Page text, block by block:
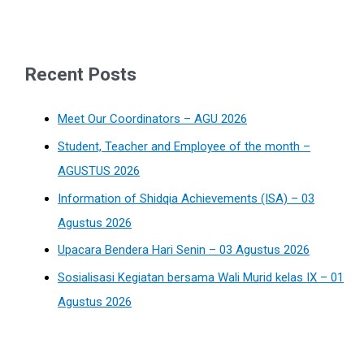
Recent Posts
Meet Our Coordinators – AGU 2026
Student, Teacher and Employee of the month –
AGUSTUS 2026
Information of Shidqia Achievements (ISA) – 03
Agustus 2026
Upacara Bendera Hari Senin – 03 Agustus 2026
Sosialisasi Kegiatan bersama Wali Murid kelas IX – 01
Agustus 2026